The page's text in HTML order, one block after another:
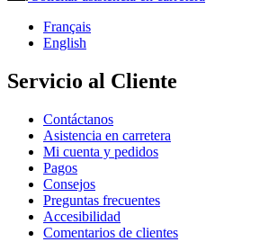
Français
English
Servicio al Cliente
Contáctanos
Asistencia en carretera
Mi cuenta y pedidos
Pagos
Consejos
Preguntas frecuentes
Accesibilidad
Comentarios de clientes